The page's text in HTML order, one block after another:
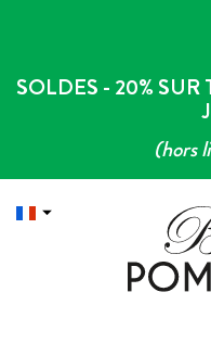
SOLDES - 20% SUR
(hors
